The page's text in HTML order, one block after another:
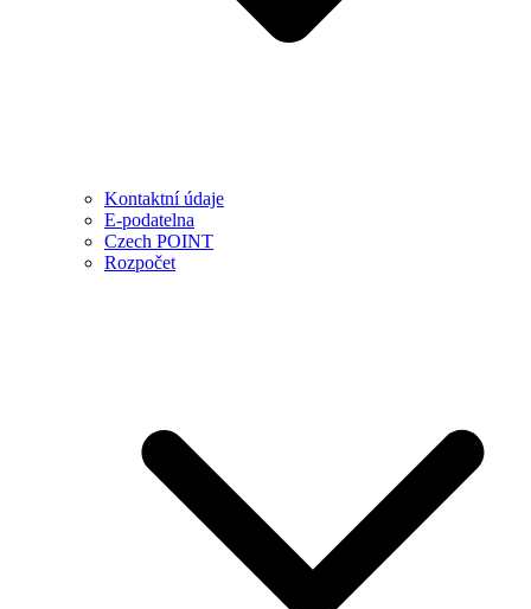
Kontaktní údaje
E-podatelna
Czech POINT
Rozpočet